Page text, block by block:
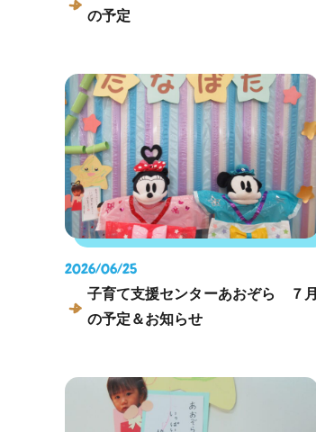
の予定
2026/06/25
子育て支援センターあおぞら ７月
の予定＆お知らせ